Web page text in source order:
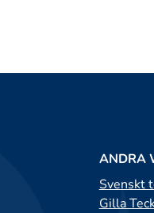
ANDRA
Svenskt
Gilla